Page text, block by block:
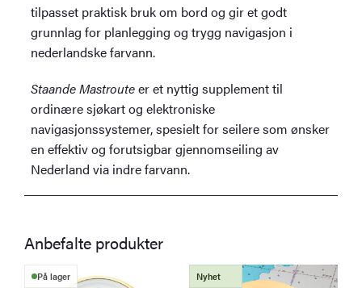
tilpasset praktisk bruk om bord og gir et godt
grunnlag for planlegging og trygg navigasjon i
nederlandske farvann.
Staande Mastrouteer et nyttig supplement til
ordinære sjøkart og elektroniske
navigasjonssystemer, spesielt for seilere som ønsker
en effektiv og forutsigbar gjennomseiling av
Nederland via indre farvann.
Anbefalte produkter
På lager Nyhet